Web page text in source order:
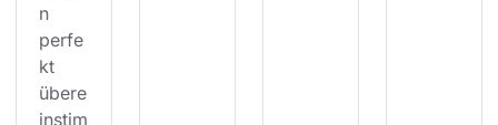
n
perfe
kt
übere
instim